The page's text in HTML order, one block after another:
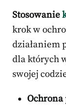
Stosowanie
krok w
działaniem
dla których
swojej